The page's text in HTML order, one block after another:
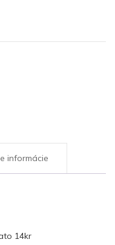
informácie
14kr